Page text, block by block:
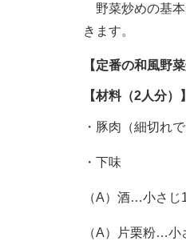
野菜炒めの基本
きます。
【定番の和風野菜
【材料（2人分）】
・豚肉（細切れ
・下味
（A）酒…小さじ
（A）片栗粉…小